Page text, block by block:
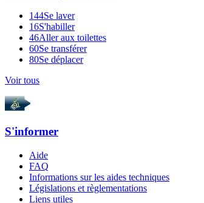
144Se laver
16S'habiller
46Aller aux toilettes
60Se transférer
80Se déplacer
Voir tous
S'informer
Aide
FAQ
Informations sur les aides techniques
Législations et règlementations
Liens utiles